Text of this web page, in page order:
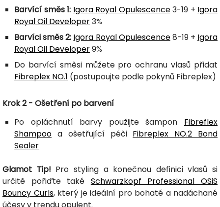
Barvící směs 1: Igora Royal Opulescence3-19 + Igora
Royal Oil Developer3%
Barvíci směs 2: Igora Royal Opulescence8-19 + Igora
Royal Oil Developer9%
Do barvící směsi můžete pro ochranu vlasů přidat
Fibreplex NO.1 (postupoujte podle pokynů Fibreplex)
Krok 2 - Ošetření po barvení
Po opláchnutí barvy použijte šampon Fibreflex
Shampoo a ošetřující péči Fibreplex NO.2 Bond
Sealer
Glamot Tip! Pro styling a konečnou definici vlasů si
určitě pořiďte také Schwarzkopf Professional OSiS
Bouncy Curls, který je ideální pro bohaté a nadáchané
účesy v trendu opulent.